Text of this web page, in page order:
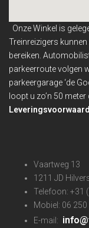
Onze Winkel is
Treinreizigers
bereiken.
parkeerroute volgen
parkeergarage ‘de
loopt u zo’n 50 meter
Vaartweg 13
1211 JD
Telefoon: +31
Mobiel: 06
E-mail: